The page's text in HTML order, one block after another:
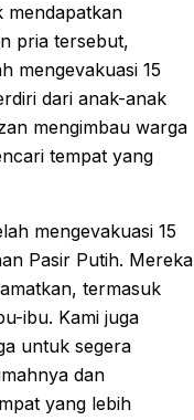
mendapatkan
pria tersebut,
mengevakuasi 15
dari anak-anak
mengimbau warga
tempat yang
mengevakuasi 15
Pasir Putih. Mereka
termasuk
ibu. Kami juga
untuk segera
dan
yang lebih